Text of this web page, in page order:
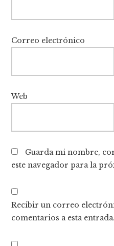
Correo electrónico
Web
Guarda mi nombre,
este navegador para la
Recibir un correo
comentarios a esta entrada.